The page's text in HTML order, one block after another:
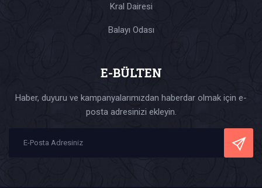
Kral Dairesi
Balayı Odası
E-BÜLTEN
Haber, duyuru ve kampanyalarımızdan haberdar olmak için e-
posta adresinizi ekleyin.